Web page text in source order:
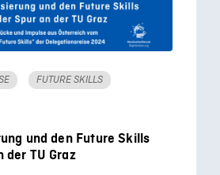
FUTURE SKILLS
und den Future Skills
der TU Graz